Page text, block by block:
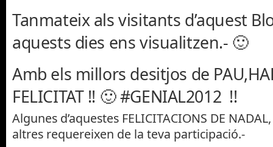
Tanmateix als visitants d’aquest
aquests dies ens visualitzen.- 🙂
Amb els millors desitjos de
FELICITAT !! 🙂 #GENIAL2012 !!
Algunes d’aquestes FELICITACIONS DE
altres requereixen de la teva participació.-